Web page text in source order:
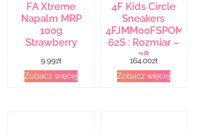
FA Xtreme
Napalm MRP
100g
Strawberry
9.99zł
Zobacz więcej
4F Kids Circle
Sneakers
4FJMM00FSPOM003-
62S : Rozmiar –
38
164.00zł
Zobacz więcej